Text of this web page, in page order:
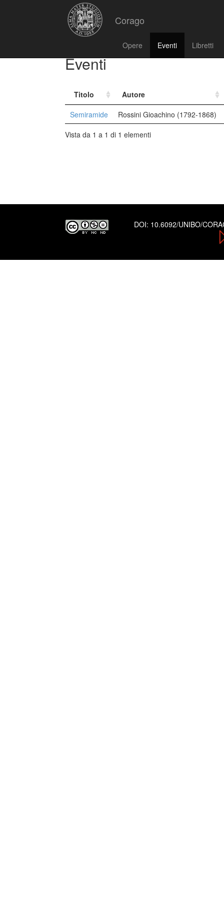
Corago
Opere Eventi Libretti
Eventi
Titolo
Autore
Semiramide
Rossini Gioachino (1792-1868)
Vista da 1 a 1 di 1 elementi
DOI: 10.6092/UNIBO/